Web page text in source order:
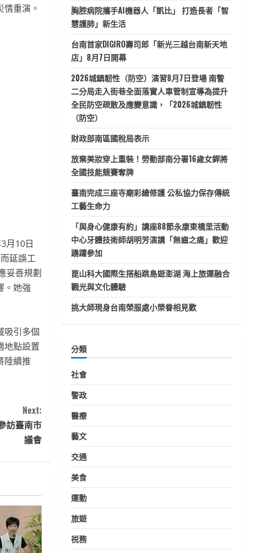
重演。
月10日
延誤工
妥善規劃
。她強
吸引多個
地點設置
陸續推
Next:
訪臺南市
議會
胸腔病院攜手AI機器人「凱比」 打造長者「智
慧護肺」新生活
台南首家DIGIRO壽司郎「新光三越台南新天地
店」8月7日開幕
2026城鎮韌性（防空）演習8月7日登場 南警
二分局走入街巷全面落實人車管制宣導為提升
全民防空疏散及應變意識，「2026城鎮韌性
（防空）
財政部南區國稅局表示
放棄美妝穿上重裝！勞動部南分署16歲女銲將
全國技能競賽奪牌
臺南完成三座寺廟彩繪修護 公私協力保存傳統
工藝生命力
「與身心健康有約」講座88節永康東橋里活動
中心牙體技術師胡明芳演講「無齒之痛」歡迎
踴躍參加
崑山科大國際生搭船跳島遊澎湖 海上旅運融合
觀光與文化體驗
挑大師現身台南榮服處小榮眷相見歡
分類
社會
警政
醫療
藝文
交通
美食
運動
旅遊
祱務